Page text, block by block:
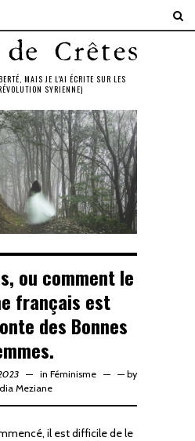
MAIS JE L'AI ÉCRITE SUR LES
SYRIENNE)
ou comment le
français est
des Bonnes
in Féminisme — by
Meziane
il est difficile de le